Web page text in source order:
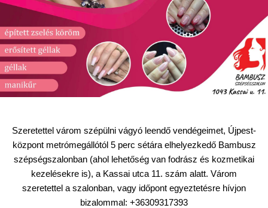
Szeretettel várom szépülni vágyó leendő vendégeimet, Újpest-
központ metrómegállótól 5 perc sétára elhelyezkedő Bambusz
szépségszalonban (ahol lehetőség van fodrász és kozmetikai
kezelésekre is), a Kassai utca 11. szám alatt. Várom
szeretettel a szalonban, vagy időpont egyeztetésre hívjon
bizalommal: +36309317393